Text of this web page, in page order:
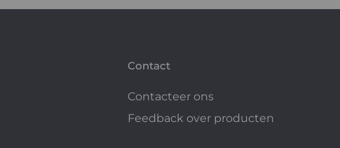
Contact
Contacteer ons
Feedback over producten